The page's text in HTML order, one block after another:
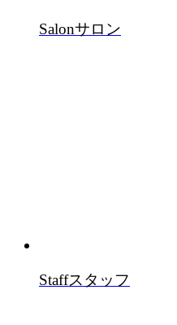
Salonサロン
Staffスタッフ